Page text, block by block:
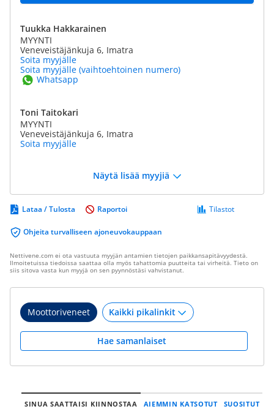
Tuukka Hakkarainen
MYYNTI
Veneveistäjänkuja 6, Imatra
Soita myyjälle
Soita myyjälle (vaihtoehtoinen numero)
Whatsapp
Toni Taitokari
MYYNTI
Veneveistäjänkuja 6, Imatra
Soita myyjälle
Näytä lisää myyjiä
Lataa / Tulosta
Ohjeita turvalliseen ajoneuvokauppaan
Tilastot
Raportoi
Nettivene.com ei ota vastuuta myyjän antamien tietojen paikkansapitävyydestä.
Ilmoitetuissa tiedoissa saattaa olla myös tahattomia puutteita tai virheitä. Tieto on
siis sitova vasta kun myyjä on sen pyynnöstäsi vahvistanut.
Moottoriveneet
Hae samanlaiset
SINUA SAATTAISI KIINNOSTAA AIEMMIN KATSOTUT SUOSITUT